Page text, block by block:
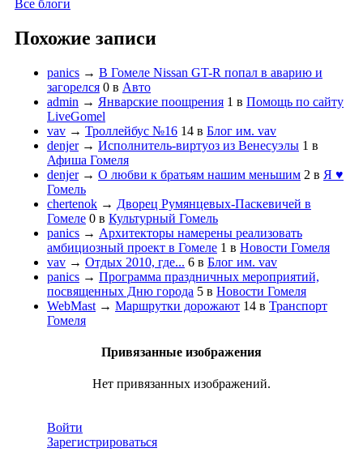
Все блоги
Похожие записи
panics → В Гомеле Nissan GT-R попал в аварию и
загорелся 0 в Авто
admin → Январские поощрения 1 в Помощь по сайту
LiveGomel
vav → Троллейбус №16 14 в Блог им. vav
denjer→ Исполнитель-виртуоз из Венесуэлы 1 в
Афиша Гомеля
denjer→ О любви к братьям нашим меньшим 2 в Я ♥
Гомель
chertenok → Дворец Румянцевых-Паскевичей в
Гомеле 0 в Культурный Гомель
panics → Архитекторы намерены реализовать
амбициозный проект в Гомеле 1 в Новости Гомеля
vav → Отдых 2010, где... 6 в Блог им. vav
panics → Программа праздничных мероприятий,
посвященных Дню города 5 в Новости Гомеля
WebMast → Маршрутки дорожают 14 в Транспорт
Гомеля
Привязанные изображения
Нет привязанных изображений.
Войти
Зарегистрироваться